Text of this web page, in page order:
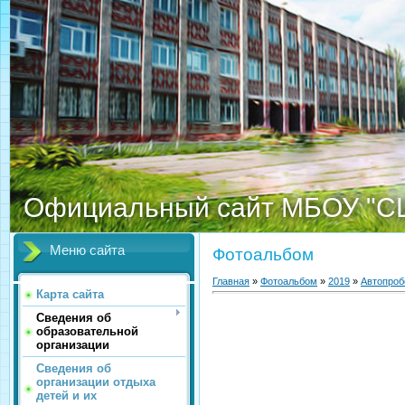
Официальный сайт МБОУ
Меню сайта
Карта сайта
Сведения об
образовательной
организации
Сведения об
организации отдыха
детей и их
Фотоальбом
Главная » Фотоальбом » 2019 »